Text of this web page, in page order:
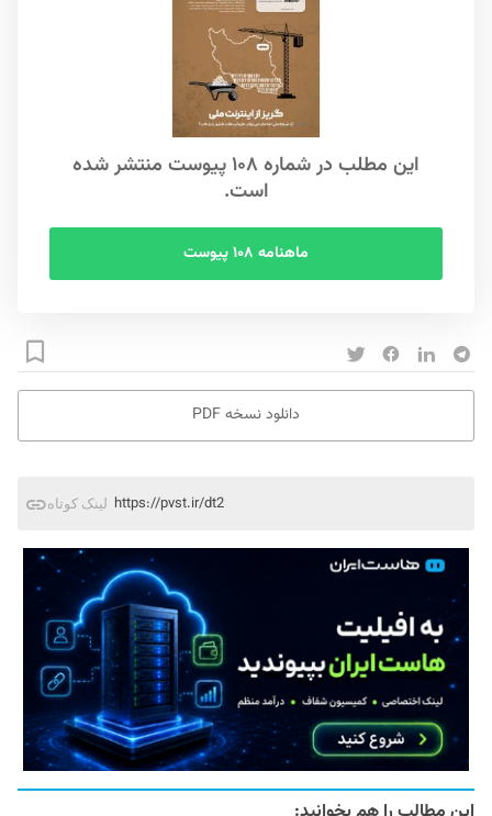
این مطلب در شماره ۱۰۸ پیوست منتشر شده
است.
ماهنامه ۱۰۸ پیوست
دانلود نسخه PDF
لینک کوتاه https://pvst.ir/dt2